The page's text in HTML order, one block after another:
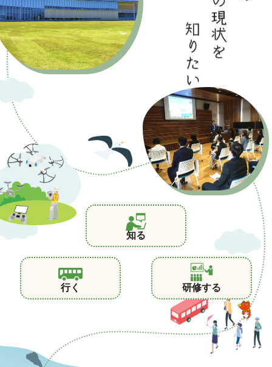
知る
行く 研修する